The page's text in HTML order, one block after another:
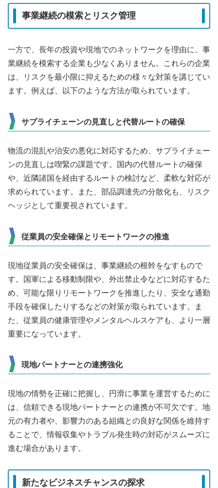
事業継続の模索とリスク管理
一方で、長年の投資や現地でのネットワークを理由に、事
業継続を模索する企業も少なくありません。これらの企業
は、リスクを最小限に抑えるための様々な対策を講じてい
ます。例えば、以下のような方法が取られています。
サプライチェーンの見直しと代替ルートの確保
物流の混乱や治安の悪化に対応するため、サプライチェー
ンの見直しは喫緊の課題です。国内の代替ルートの確保
や、近隣諸国を経由するルートの検討など、柔軟な対応が
求められています。また、部品調達先の分散化も、リスク
ヘッジとして重要視されています。
従業員の安全確保とリモートワークの推進
現地従業員の安全確保は、事業継続の根幹をなすもので
す。国軍による移動制限や、外出禁止令などに対応するた
め、可能な限りリモートワークを推進したり、安全な通勤
手段を確保したりするなどの対策が取られています。ま
た、従業員の健康管理やメンタルヘルスケアも、より一層
重要になっています。
現地パートナーとの連携強化
現地の情勢を正確に把握し、円滑に事業を運営するために
は、信頼できる現地パートナーとの連携が不可欠です。地
元の有力者や、影響力のある組織との良好な関係を維持す
ることで、情報収集やトラブル発生時の対応がスムーズに
進む場合があります。
新たなビジネスチャンスの探求